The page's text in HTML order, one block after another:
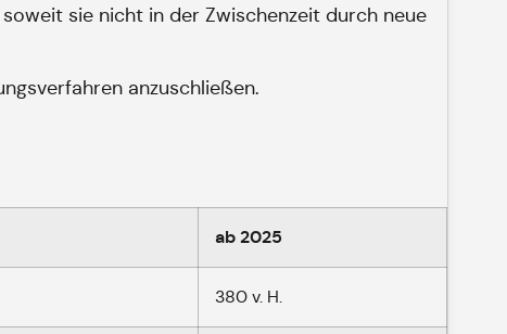
sie nicht in der Zwischenzeit durch neue
anzuschließen.
ab 2025
380 v. H.